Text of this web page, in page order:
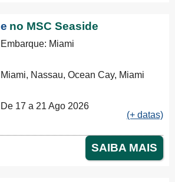
no MSC Seaside
Embarque: Miami
Miami, Nassau, Ocean Cay, Miami
De 17 a 21 Ago 2026
(+ datas)
SAIBA MAIS